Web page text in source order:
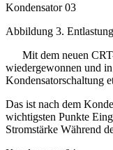
Kondensator 03
Abbildung 3.
Mit dem neuen CRT-
wiedergewonnen und
Kondensatorschaltung
Das ist nach dem
wichtigsten Punkte
Stromstärke Während